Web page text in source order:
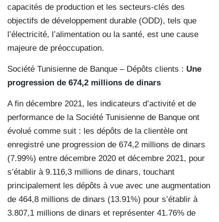
capacités de production et les secteurs-clés des
objectifs de développement durable (ODD), tels que
l’électricité, l’alimentation ou la santé, est une cause
majeure de préoccupation.
Société Tunisienne de Banque – Dépôts clients : Une
progression de 674,2 millions de dinars
A fin décembre 2021, les indicateurs d’activité et de
performance de la Société Tunisienne de Banque ont
évolué comme suit : les dépôts de la clientèle ont
enregistré une progression de 674,2 millions de dinars
(7.99%) entre décembre 2020 et décembre 2021, pour
s’établir à 9.116,3 millions de dinars, touchant
principalement les dépôts à vue avec une augmentation
de 464,8 millions de dinars (13.91%) pour s’établir à
3.807,1 millions de dinars et représenter 41.76% de